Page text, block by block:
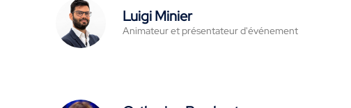
Luigi Minier
Animateur et présentateur d'événement